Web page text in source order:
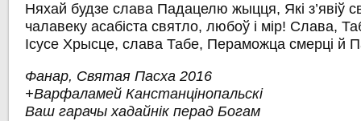
Няхай будзе слава Падацелю жыцця, Які з’явіў
чалавеку асабіста святло, любоў і мір! Слава,
Ісусе Хрысце, слава Табе, Пераможца смерці й
Фанар, Святая Пасха 2016
+Варфаламей Канстанцінопальскі
Ваш гарачы хадайнік перад Богам